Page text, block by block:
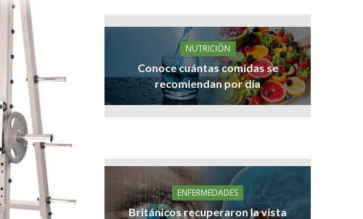
NUTRICIÓN
Conoce cuántas comidas se
recomiendan por día
ENFERMEDADES
Británicos recuperaron la vista